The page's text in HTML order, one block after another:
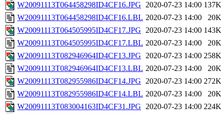
W20091113T064458298ID4CF16.JPG 2020-07-23 14:00 137K
W20091113T064458298ID4CF16.LBL 2020-07-23 14:00
20K
W20091113T064505995ID4CF17.JPG 2020-07-23 14:00 143K
W20091113T064505995ID4CF17.LBL 2020-07-23 14:00
20K
W20091113T082946964ID4CF13.JPG 2020-07-23 14:00 258K
W20091113T082946964ID4CF13.LBL 2020-07-23 14:00
20K
W20091113T082955986ID4CF14.JPG 2020-07-23 14:00 272K
W20091113T082955986ID4CF14.LBL 2020-07-23 14:00
20K
W20091113T083004163ID4CF31.JPG 2020-07-23 14:00 224K